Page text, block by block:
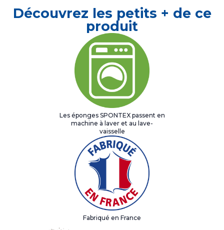
Découvrez les petits + de ce
produit
Les éponges SPONTEX passent en
machine à laver et au lave-
vaisselle
Fabriqué en France